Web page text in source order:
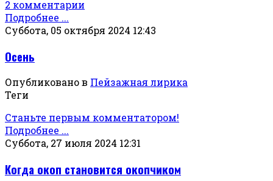
2 комментарии
Подробнее ...
Суббота, 05 октября 2024 12:43
Осень
Опубликовано в Пейзажная лирика
Теги
Станьте первым комментатором!
Подробнее ...
Суббота, 27 июля 2024 12:31
Когда окоп становится окопчиком